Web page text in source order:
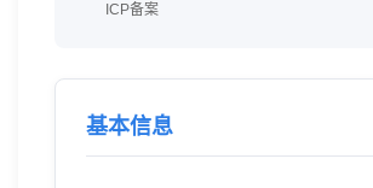
ICP备案
基本信息